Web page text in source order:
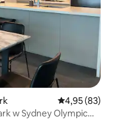
Średnia
4,95 (83)
w Sydney Olympic